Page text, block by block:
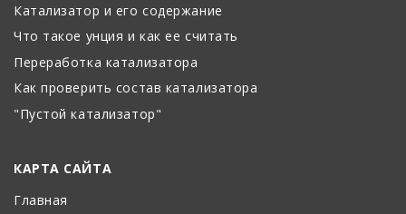
Катализатор и его содержание
Что такое унция и как ее считать
Переработка катализатора
Как проверить состав катализатора
"Пустой катализатор"
КАРТА САЙТА
Главная